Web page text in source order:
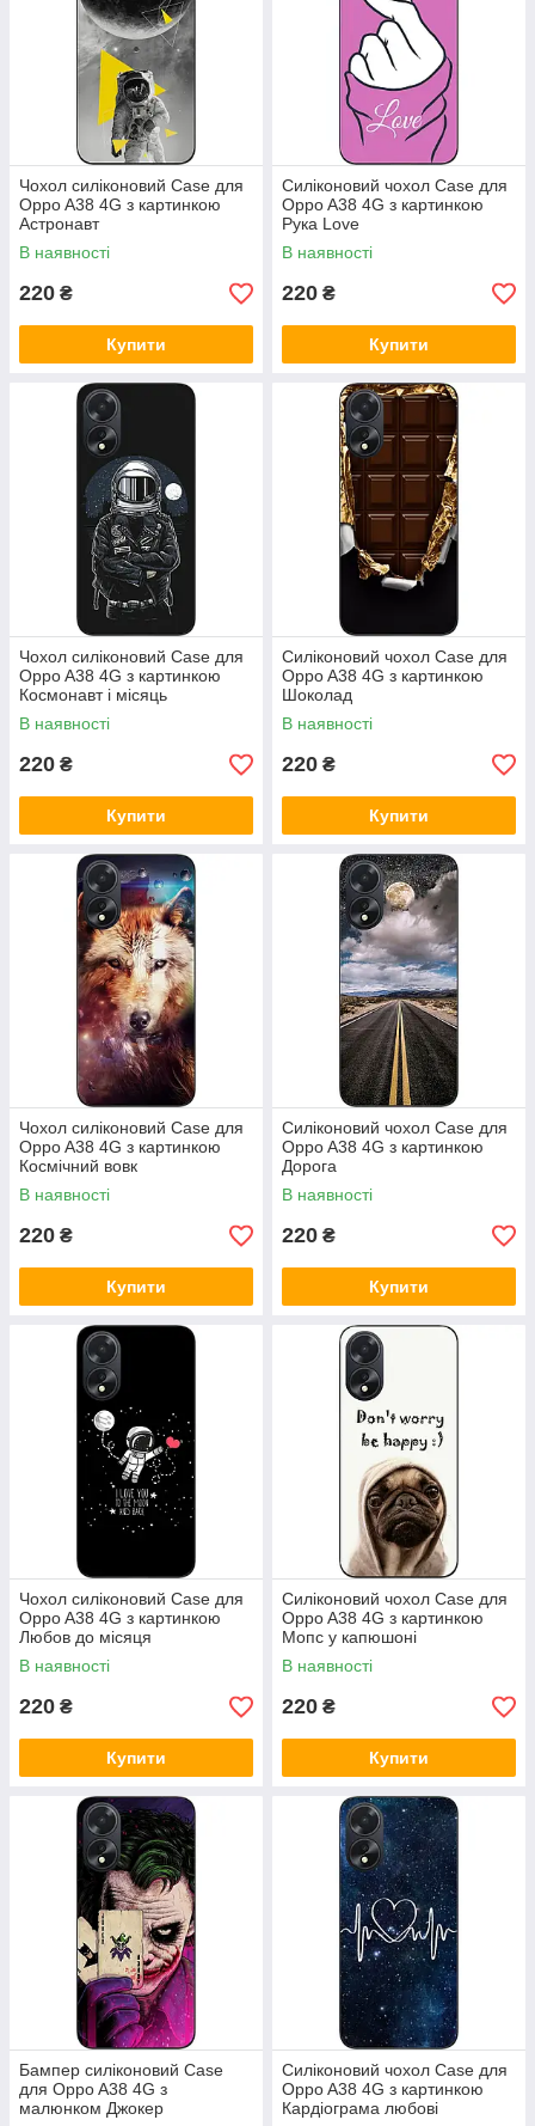
Чохол силіконовий Case для
Oppo A38 4G з картинкою
Астронавт
В наявності
220 ₴
Купити
Силіконовий чохол Case для
Oppo A38 4G з картинкою
Рука Love
В наявності
220 ₴
Купити
Чохол силіконовий Case для
Oppo A38 4G з картинкою
Космонавт і місяць
В наявності
220 ₴
Купити
Силіконовий чохол Case для
Oppo A38 4G з картинкою
Шоколад
В наявності
220 ₴
Купити
Чохол силіконовий Case для
Oppo A38 4G з картинкою
Космічний вовк
В наявності
220 ₴
Купити
Силіконовий чохол Case для
Oppo A38 4G з картинкою
Дорога
В наявності
220 ₴
Купити
Чохол силіконовий Case для
Oppo A38 4G з картинкою
Любов до місяця
В наявності
220 ₴
Купити
Силіконовий чохол Case для
Oppo A38 4G з картинкою
Мопс у капюшоні
В наявності
220 ₴
Купити
Бампер силіконовий Case
для Oppo A38 4G з
малюнком Джокер
Силіконовий чохол Case для
Oppo A38 4G з картинкою
Кардіограма любові